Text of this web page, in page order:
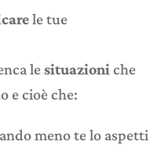
le tue
lesituazioni che
e cioè che:
meno te lo aspetti